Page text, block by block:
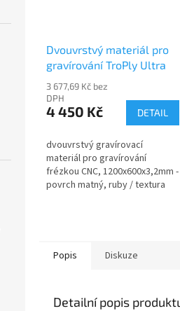
Dvouvrstvý materiál pro
gravírování TroPly Ultra
PU632-209
3 677,69 Kč bez
DPH
4 450 Kč DETAIL
dvouvrstvý gravírovací
materiál pro gravírování
frézkou CNC, 1200x600x3,2mm -
povrch matný, ruby / textura
Popis Diskuze
Detailní popis